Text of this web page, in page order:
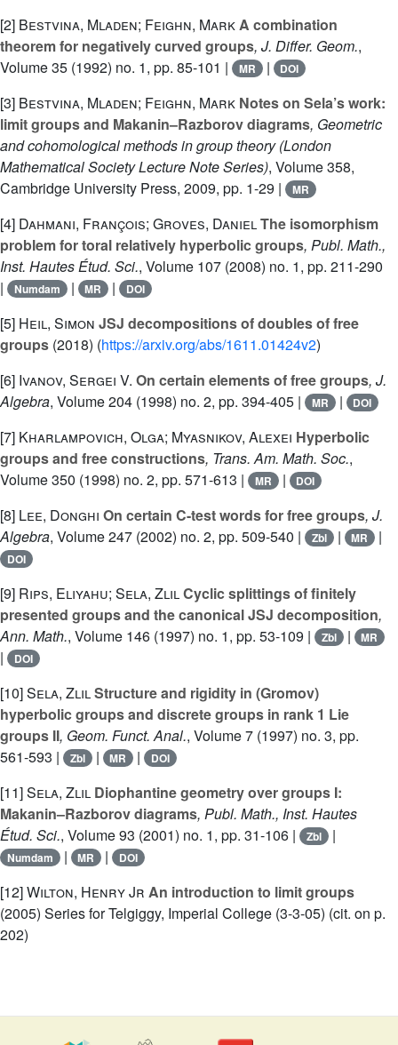
[2] Bestvina, Mladen; Feighn, MarkA combination
theorem for negatively curved groups, J. Differ. Geom.,
Volume 35 (1992) no. 1, pp. 85-101 | MR | DOI
[3] Bestvina, Mladen; Feighn, Mark Notes on Sela’s work:
limit groups and Makanin–Razborov diagrams, Geometric
and cohomological methods in group theory(London
Mathematical Society Lecture Note Series), Volume 358,
Cambridge University Press, 2009, pp. 1-29 |
MR
[4] Dahmani, François; Groves, DanielThe isomorphism
problem for toral relatively hyperbolic groups, Publ. Math.,
Inst. Hautes Étud. Sci., Volume 107 (2008) no. 1, pp. 211-290
|
Numdam | MR | DOI
[5] Heil, Simon JSJ decompositions of doubles of free
groups (2018) (https://arxiv.org/abs/1611.01424v2)
[6] Ivanov, Sergei V. On certain elements of free groups, J.
Algebra, Volume 204 (1998) no. 2, pp. 394-405 | MR | DOI
[7] Kharlampovich, Olga; Myasnikov, Alexei Hyperbolic
groups and free constructions, Trans. Am. Math. Soc.,
Volume 350 (1998) no. 2, pp. 571-613 | MR | DOI
[8] Lee, Donghi On certain C-test words for free groups, J.
Algebra, Volume 247 (2002) no. 2, pp. 509-540 | Zbl | MR |
DOI
[9] Rips, Eliyahu; Sela, ZlilCyclic splittings of finitely
presented groups and the canonical JSJ decomposition,
Ann. Math., Volume 146 (1997) no. 1, pp. 53-109 | Zbl | MR
| DOI
[10]Sela, ZlilStructure and rigidity in (Gromov)
hyperbolic groups and discrete groups in rank 1 Lie
groups II, Geom. Funct. Anal., Volume 7 (1997) no. 3, pp.
561-593 |
Zbl | MR | DOI
[11]Sela, Zlil Diophantine geometry over groups I:
Makanin–Razborov diagrams, Publ. Math., Inst. Hautes
Étud. Sci., Volume 93 (2001) no. 1, pp. 31-106 | Zbl |
Numdam | MR | DOI
[12]Wilton, Henry Jr An introduction to limit groups
(2005) Series for Telgiggy, Imperial College (3-3-05) (cit. on p.
202)